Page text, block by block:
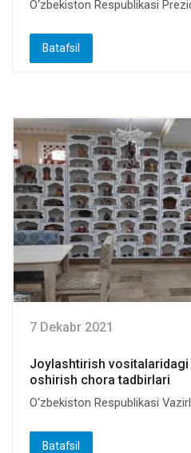
O‘zbekiston Respublikasi
Batafsil
7 Dekabr 2021
Joylashtirish
oshirish chora tadbirlari
O‘zbekiston Respublikasi
Batafsil